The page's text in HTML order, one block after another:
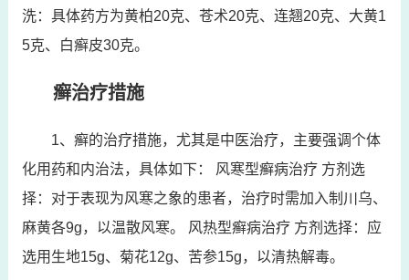
洗：具体药方为黄柏20克、苍术20克、连翘20克、大黄1
5克、白癣皮30克。
癣治疗措施
1、癣的治疗措施，尤其是中医治疗，主要强调个体
化用药和内治法，具体如下： 风寒型癣病治疗 方剂选
择：对于表现为风寒之象的患者，治疗时需加入制川乌、
麻黄各9g，以温散风寒。 风热型癣病治疗 方剂选择：应
选用生地15g、菊花12g、苦参15g，以清热解毒。